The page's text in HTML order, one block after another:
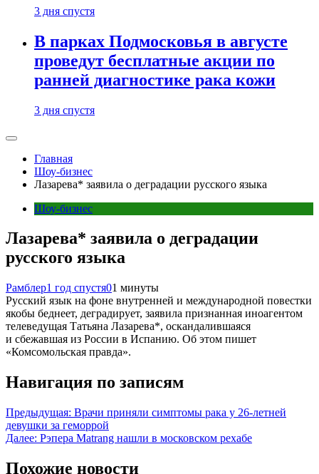
3 дня спустя
В парках Подмосковья в августе
проведут бесплатные акции по
ранней диагностике рака кожи
3 дня спустя
Главная
Шоу-бизнес
Лазарева* заявила о деградации русского языка
Шоу-бизнес
Лазарева* заявила о деградации
русского языка
Рамблер1 год спустя01 минуты
Русский язык на фоне внутренней и международной повестки
якобы беднеет, деградирует, заявила признанная иноагентом
телеведущая Татьяна Лазарева*, оскандалившаяся
и сбежавшая из России в Испанию. Об этом пишет
«Комсомольская правда».
Навигация по записям
Предыдущая: Врачи приняли симптомы рака у 26-летней
девушки за геморрой
Далее: Рэпера Matrang нашли в московском рехабе
Похожие новости